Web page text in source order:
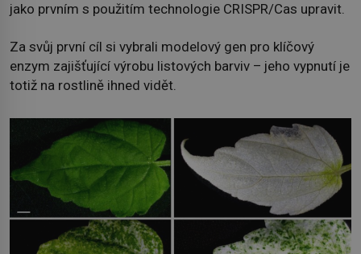
jako prvním s použitím technologie CRISPR/Cas upravit.
Za svůj první cíl si vybrali modelový gen pro klíčový
enzym zajišťující výrobu listových barviv – jeho vypnutí je
totiž na rostlině ihned vidět.